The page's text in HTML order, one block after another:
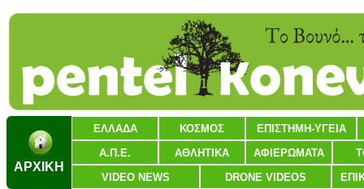
ΑΡΧΙΚΗ
ΕΛΛΑΔΑ ΚΟΣΜΟΣ ΕΠΙΣΤΗΜΗ-ΥΓΕΙΑ
Α.Π.Ε. ΑΘΛΗΤΙΚΑ ΑΦΙΕΡΩΜΑΤΑ
VIDEO NEWS DRONE VIDEOS